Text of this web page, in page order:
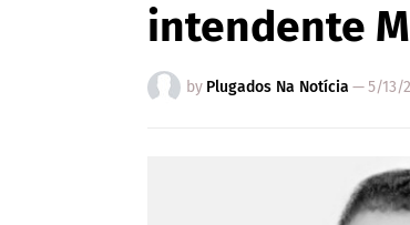
intendente
by Plugados Na Notícia —5/13/